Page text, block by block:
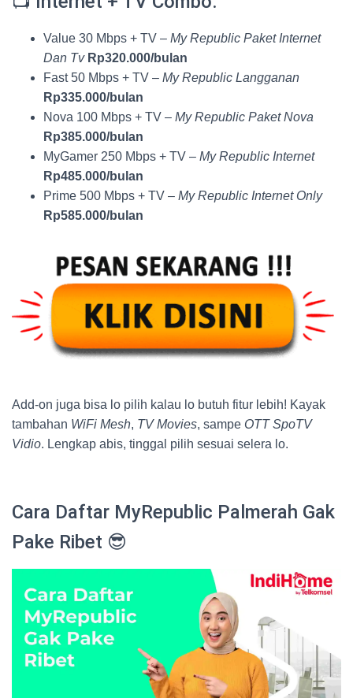
Value 30 Mbps + TV – My Republic Paket Internet
Dan Tv Rp320.000/bulan
Fast 50 Mbps + TV – My Republic Langganan
Rp335.000/bulan
Nova 100 Mbps + TV – My Republic Paket Nova
Rp385.000/bulan
MyGamer 250 Mbps + TV – My Republic Internet
Rp485.000/bulan
Prime 500 Mbps + TV – My Republic Internet Only
Rp585.000/bulan
Add-on juga bisa lo pilih kalau lo butuh fitur lebih! Kayak
tambahan WiFi Mesh, TV Movies, sampe OTT SpoTV
Vidio. Lengkap abis, tinggal pilih sesuai selera lo.
Cara Daftar MyRepublic Palmerah Gak
Pake Ribet 😎